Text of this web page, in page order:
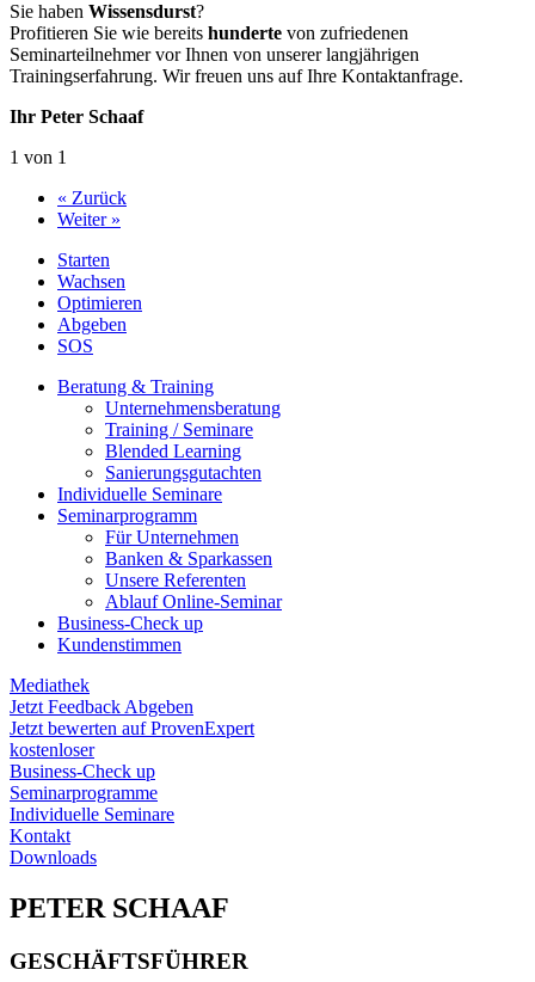
Sie haben Wissensdurst?
Profitieren Sie wie bereits hunderte von zufriedenen
Seminarteilnehmer vor Ihnen von unserer langjährigen
Trainingserfahrung. Wir freuen uns auf Ihre Kontaktanfrage.
Ihr Peter Schaaf
1 von 1
« Zurück
Weiter »
Starten
Wachsen
Optimieren
Abgeben
SOS
Beratung & Training
Unternehmens­beratung
Training / Seminare
Blended Learning
Sanierungs­gutachten
Individuelle Seminare
Seminarprogramm
Für Unternehmen
Banken & Sparkassen
Unsere Referenten
Ablauf Online-Seminar
Business-Check up
Kundenstimmen
Mediathek
Jetzt Feedback Abgeben
Jetzt bewerten auf ProvenExpert
kostenloser
Business-Check up
Seminarprogramme
Individuelle Seminare
Kontakt
Downloads
PETER SCHAAF
GESCHÄFTSFÜHRER